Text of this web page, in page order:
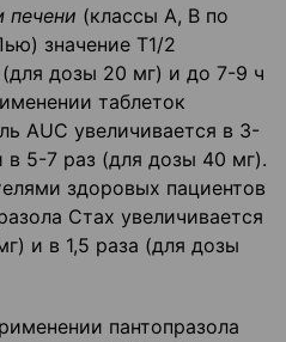
печени (классы А, В по
значение Т1/2
дозы 20 мг) и до 7-9 ч
таблеток
AUC увеличивается в 3-
5-7 раз (для дозы 40 мг).
здоровых пациентов
Стах увеличивается
и в 1,5 раза (для дозы
пантопразола